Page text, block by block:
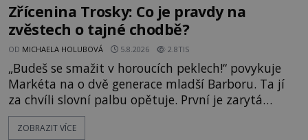
Zřícenina Trosky: Co je pravdy na
zvěstech o tajné chodbě?
OD MICHAELA HOLUBOVÁ 5.8.2026 2.8TIS
„Budeš se smažit v horoucích peklech!“ povykuje
Markéta na o dvě generace mladší Barboru. Ta jí
za chvíli slovní palbu opětuje. První je zarytá
katolička, druhá přesvědčená kališnice. A každá z
nich se usídlí na jedné z věží slavného hradu
ZOBRAZIT VÍCE